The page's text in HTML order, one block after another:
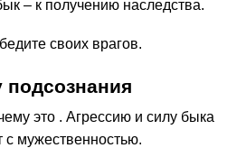
– к получению наследства.
своих врагов.
это . Агрессию и силу быка
с мужественностью.